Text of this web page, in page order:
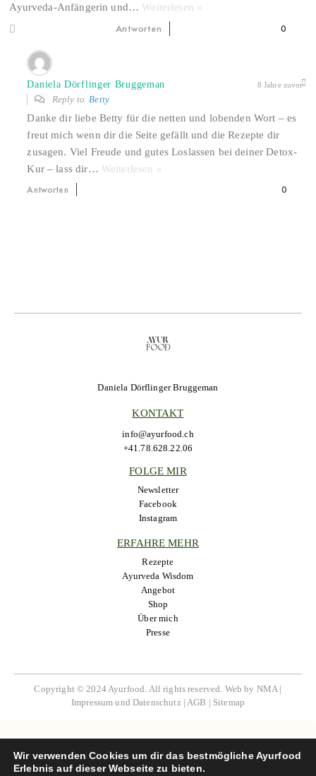
Ayurveda-Anfängerin und… Weiterlesen »
0
Antworten
Daniela Dörflinger Bruggeman 8 Jahre zuvor
Reply to Betty
Danke dir liebe Betty für die netten und lobenden Wort – es
freut mich wenn dir die Seite gefällt und die Rezepte dir
zusagen. Viel Freude und gutes Loslassen bei deiner Detox-
Kur – lass dir… Weiterlesen »
0
Antworten
Daniela Dörflinger Bruggeman
KONTAKT
info@ayurfood.ch
+41.78.628.22.06
FOLGE MIR
Newsletter
Facebook
Instagram
ERFAHRE MEHR
Rezepte
Ayurveda Wisdom
Angebot
Shop
Über mich
Presse
Copyright © 2024 Ayurfood. All rights reserved. Web by NMA |
Impressum und Datenschutz| AGB | Sitemap
Wir verwenden Cookies um dir das bestmögliche Ayurfood
Erlebnis auf dieser Webseite zu bieten.